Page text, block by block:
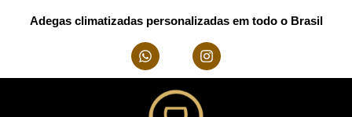
Adegas climatizadas personalizadas em todo o Brasil